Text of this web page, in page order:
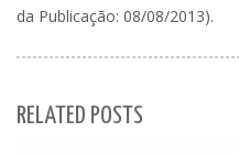
da Publicação: 08/08/2013).
RELATED POSTS